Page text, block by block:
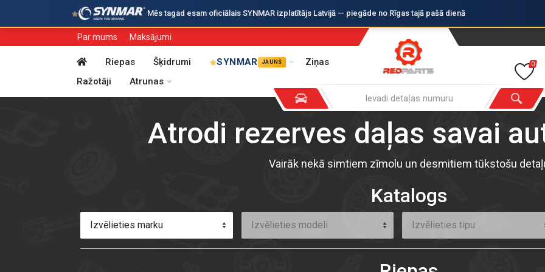
·Mēs tagad esam oficiālais SYNMAR izplatītājs Latvijā — piegāde no Rīgas tajā pašā dienā
Par mums Maksājumi
Riepas Šķidrumi SYNMAR JAUNS
Ziņas
Ražotāji
Atrunas
0
Atrodi rezerves daļas savai
Vairāk nekā simtiem zīmolu un desmitiem tūkstošu
Katalogs
Izvēlieties marku Izvēlieties modeli Izvēlieties tipu